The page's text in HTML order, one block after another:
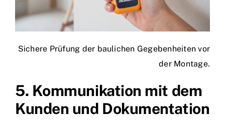
Sichere Prüfung der baulichen Gegebenheiten vor
der Montage.
5. Kommunikation mit dem
Kunden und Dokumentation